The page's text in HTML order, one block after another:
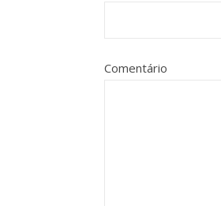
Comentário